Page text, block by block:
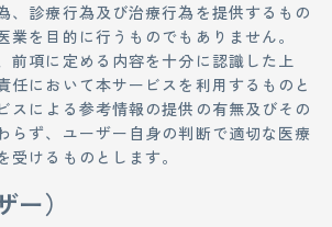
、診療行為及び治療行為を提供するもの
業を目的に行うものでもありません。
前項に定める内容を十分に認識した上
任において本サービスを利用するものと
スによる参考情報の提供の有無及びその
らず、ユーザー自身の判断で適切な医療
受けるものとします。
）